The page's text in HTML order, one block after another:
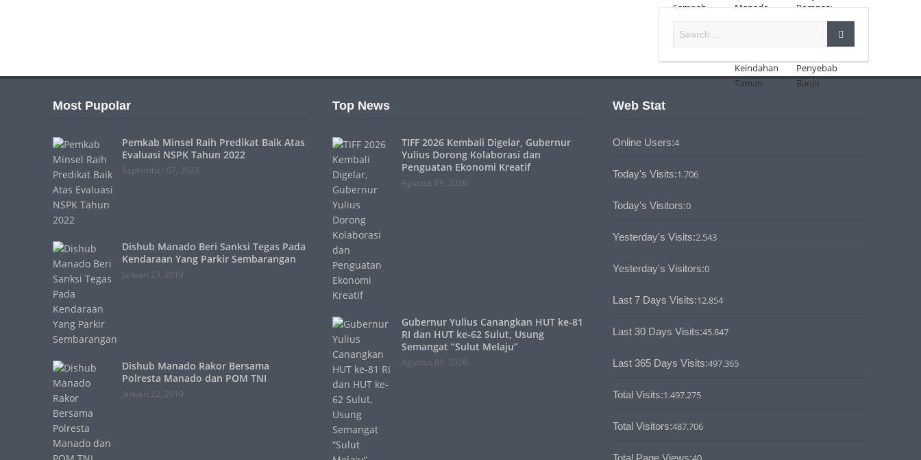
Most Pupolar
Pemkab Minsel Raih Predikat Baik Atas
Evaluasi NSPK Tahun 2022
September 07, 2023
Dishub Manado Beri Sanksi Tegas Pada
Kendaraan Yang Parkir Sembarangan
Januari 23, 2019
Dishub Manado Rakor Bersama
Polresta Manado dan POM TNI
Januari 22, 2019
Top News
TIFF 2026 Kembali Digelar, Gubernur
Yulius Dorong Kolaborasi dan
Penguatan Ekonomi Kreatif
Agustus 09, 2026
Gubernur Yulius Canangkan HUT ke-81
RI dan HUT ke-62 Sulut, Usung
Semangat “Sulut Melaju”
Agustus 09, 2026
Web Stat
Online Users:4
Today's Visits:1.706
Today's Visitors:0
Yesterday's Visits:2.543
Yesterday's Visitors:0
Last 7 Days Visits:12.854
Last 30 Days Visits:45.847
Last 365 Days Visits:497.365
Total Visits:1.497.275
Total Visitors:487.706
Total Page Views: